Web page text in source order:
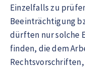
Einzelfalls zu
Beeinträchtigung
dürften nur solche
finden, die dem